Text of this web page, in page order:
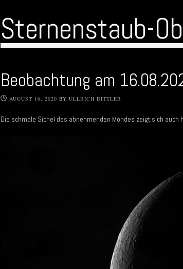
Sternenstaub-
Beobachtung am
AUGUST 16, 2020 BY ULLRICH DITTLER
Die schmale Sichel des abnehmenden Mondes zeigt sich auch